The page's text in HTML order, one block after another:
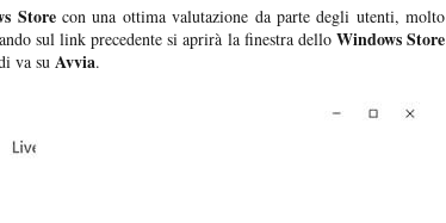
Storecon una ottima valutazione da parte degli utenti, molto
sul link precedente si aprirà la finestra dello Windows Store
va su Avvia.